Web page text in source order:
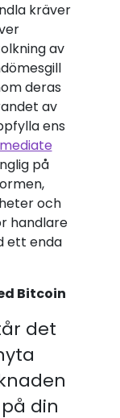
kräver
av
deras
av
ens
på
och
handlare
ett enda
Bitcoin
det
din